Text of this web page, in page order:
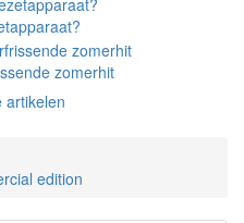
zomerhit
artikelen
edition